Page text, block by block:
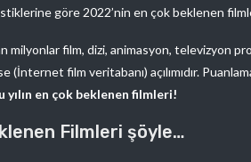
göre 2022’nin en çok beklenen
film, dizi, animasyon, televizyon
film veritabanı) açılımıdır.
yılın en çok beklenen filmleri!
Filmleri şöyle…